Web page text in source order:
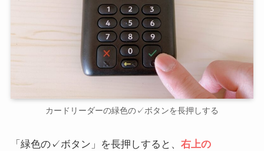
カードリーダーの緑色の✓ボタンを長押しする
「緑色の✓ボタン」を長押しすると、 右上の